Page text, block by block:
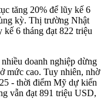
tăng 20% để lũy kế 6
kỳ. Thị trường Nhật
6 tháng đạt 822 triệu
doanh nghiệp dừng
mức cao. Tuy nhiên, nhờ
- thời điểm Mỹ dự kiến
vẫn đạt 891 triệu USD,